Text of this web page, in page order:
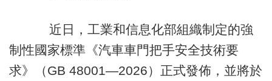
近日，工業和信息化部組織制定的強
制性國家標準《汽車車門把手安全技術要
求》（GB 48001—2026）正式發佈，並將於